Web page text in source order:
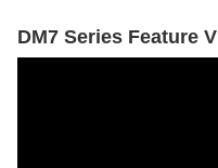
DM7 Series Feature